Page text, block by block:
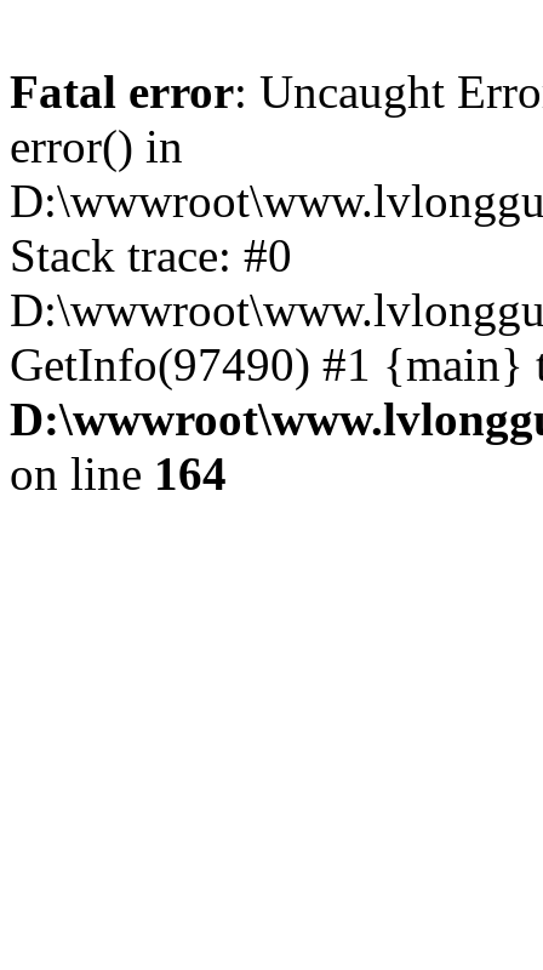
Fatal error: Uncaught
error() in
Stack trace: #0
GetInfo(97490) #1 {main}
on line 164